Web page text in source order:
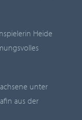
Heide
unter
aus der